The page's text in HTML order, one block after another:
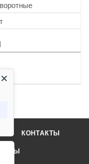
КОНТАКТЫ